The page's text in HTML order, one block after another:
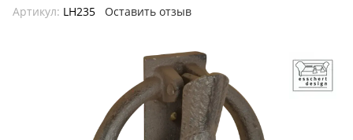
Артикул: LH235 Оставить отзыв